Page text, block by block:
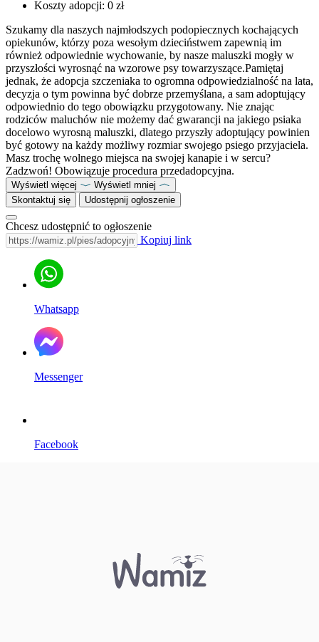
Koszty adopcji: 0 zł
Szukamy dla naszych najmłodszych podopiecznych kochających
opiekunów, którzy poza wesołym dzieciństwem zapewnią im
również odpowiednie wychowanie, by nasze maluszki mogły w
przyszłości wyrosnąć na wzorowe psy towarzyszące.Pamiętaj
jednak, że adopcja szczeniaka to ogromna odpowiedzialność na lata,
decyzja o tym powinna być dobrze przemyślana, a sam adoptujący
odpowiednio do tego obowiązku przygotowany. Nie znając
rodziców maluchów nie możemy dać gwarancji na jakiego psiaka
docelowo wyrosną maluszki, dlatego przyszły adoptujący powinien
być gotowy na każdy możliwy rozmiar swojego psiego przyjaciela.
Masz trochę wolnego miejsca na swojej kanapie i w sercu?
Zadzwoń! Obowiązuje procedura przedadopcyjna.
Wyświetl więcej
Wyświetl mniej
Skontaktuj się
Udostępnij ogłoszenie
Chcesz udostępnić to ogłoszenie
Kopiuj link
Whatsapp
Messenger
Facebook